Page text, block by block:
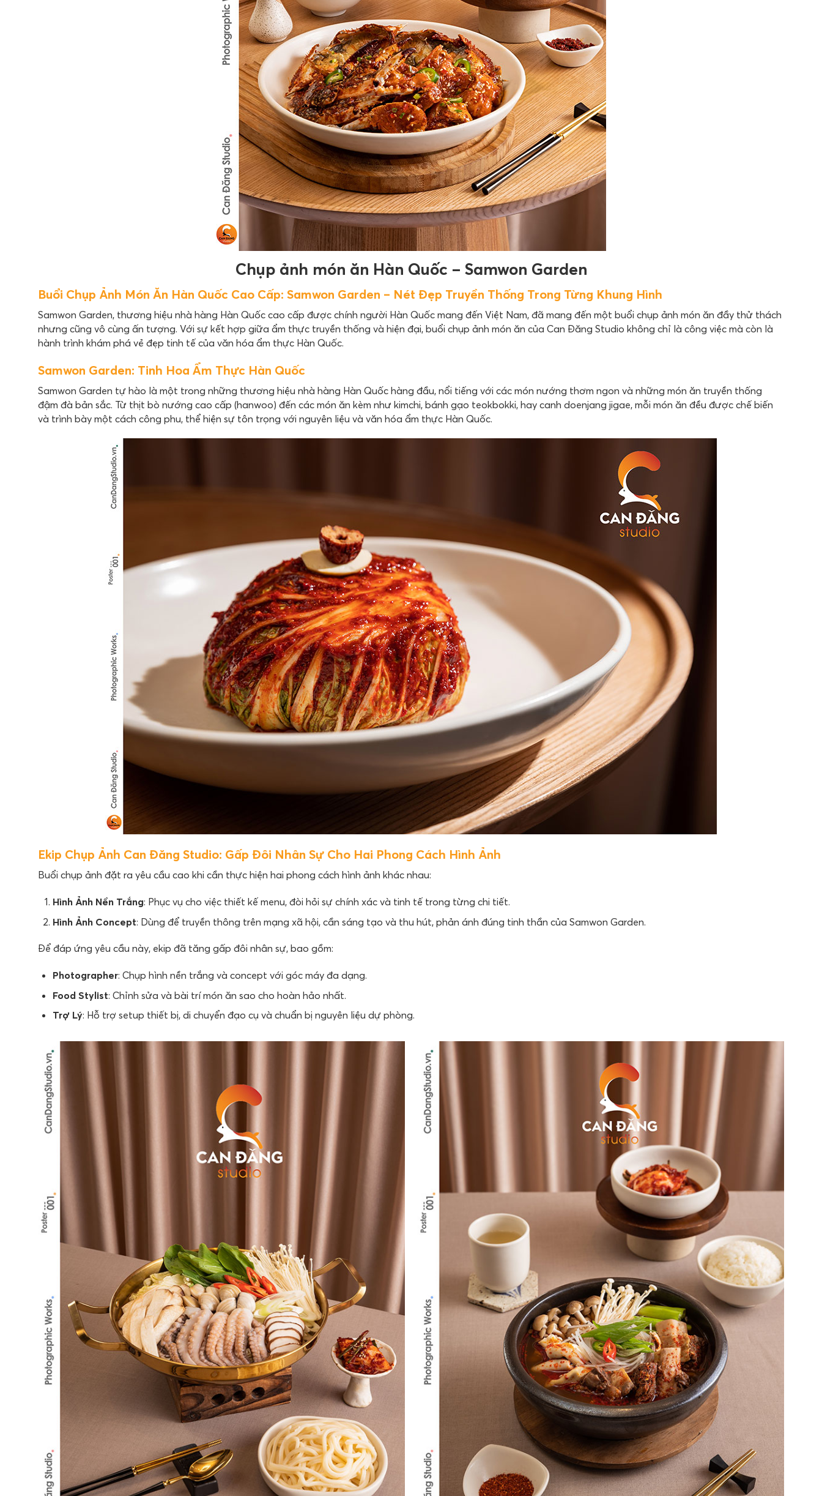
Chụp ảnh món ăn Hàn Quốc – Samwon Garden
Buổi Chụp Ảnh Món Ăn Hàn Quốc Cao Cấp: Samwon Garden – Nét Đẹp Truyền Thống Trong Từng Khung Hình
Samwon Garden, thương hiệu nhà hàng Hàn Quốc cao cấp được chính người Hàn Quốc mang đến Việt Nam, đã mang đến một buổi chụp ảnh món ăn đầy thử thách
nhưng cũng vô cùng ấn tượng. Với sự kết hợp giữa ẩm thực truyền thống và hiện đại, buổi chụp ảnh món ăn của Can Đăng Studio không chỉ là công việc mà còn là
hành trình khám phá vẻ đẹp tinh tế của văn hóa ẩm thực Hàn Quốc.
Samwon Garden: Tinh Hoa Ẩm Thực Hàn Quốc
Samwon Garden tự hào là một trong những thương hiệu nhà hàng Hàn Quốc hàng đầu, nổi tiếng với các món nướng thơm ngon và những món ăn truyền thống
đậm đà bản sắc. Từ thịt bò nướng cao cấp (hanwoo) đến các món ăn kèm như kimchi, bánh gạo teokbokki, hay canh doenjang jigae, mỗi món ăn đều được chế biến
và trình bày một cách công phu, thể hiện sự tôn trọng với nguyên liệu và văn hóa ẩm thực Hàn Quốc.
Ekip Chụp Ảnh Can Đăng Studio: Gấp Đôi Nhân Sự Cho Hai Phong Cách Hình Ảnh
Buổi chụp ảnh đặt ra yêu cầu cao khi cần thực hiện hai phong cách hình ảnh khác nhau:
Hình Ảnh Nền Trắng: Phục vụ cho việc thiết kế menu, đòi hỏi sự chính xác và tinh tế trong từng chi tiết.
Hình Ảnh Concept: Dùng để truyền thông trên mạng xã hội, cần sáng tạo và thu hút, phản ánh đúng tinh thần của Samwon Garden.
Để đáp ứng yêu cầu này, ekip đã tăng gấp đôi nhân sự, bao gồm:
Photographer: Chụp hình nền trắng và concept với góc máy đa dạng.
Food Stylist: Chỉnh sửa và bài trí món ăn sao cho hoàn hảo nhất.
Trợ Lý: Hỗ trợ setup thiết bị, di chuyển đạo cụ và chuẩn bị nguyên liệu dự phòng.